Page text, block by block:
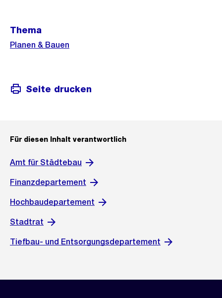
Weitere
Informationen
Thema
Planen & Bauen
Seite drucken
Für diesen Inhalt verantwortlich
Amt für Städtebau
Finanzdepartement
Hochbaudepartement
Stadtrat
Tiefbau- und Entsorgungsdepartement